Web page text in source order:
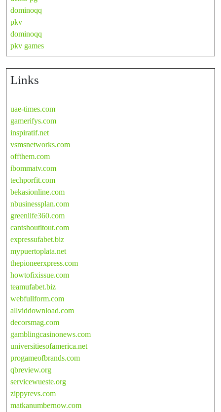
dominoqq
pkv
dominoqq
pkv games
Links
uae-times.com
gamerifys.com
inspiratif.net
vsmsnetworks.com
offthem.com
ibommatv.com
techporfit.com
bekasionline.com
nbusinessplan.com
greenlife360.com
cantshoutitout.com
expressufabet.biz
mypuertoplata.net
thepioneerxpress.com
howtofixissue.com
teamufabet.biz
webfullform.com
allviddownload.com
decorsmag.com
gamblingcasinonews.com
universitiesofamerica.net
progameofbrands.com
qbreview.org
servicewueste.org
zippyrevs.com
matkanumbernow.com